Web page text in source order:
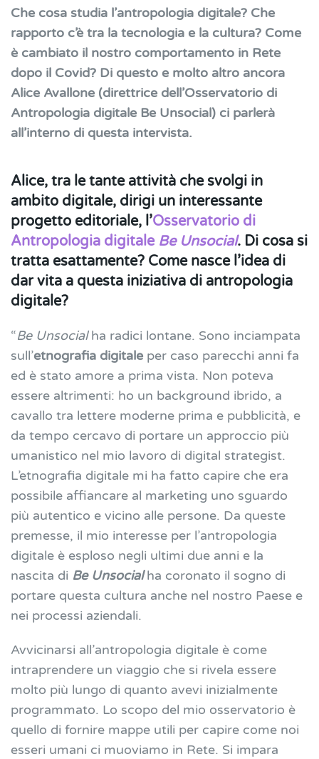
Che cosa studia l’antropologia digitale? Che
rapporto c’è tra la tecnologia e la cultura? Come
è cambiato il nostro comportamento in Rete
dopo il Covid? Di questo e molto altro ancora
Alice Avallone (direttrice dell’Osservatorio di
Antropologia digitale Be Unsocial) ci parlerà
all’interno di questa intervista.
Alice, tra le tante attività che svolgi in
ambito digitale, dirigi un interessante
progetto editoriale, l’Osservatorio di
Antropologia digitale Be Unsocial. Di cosa si
tratta esattamente? Come nasce l’idea di
dar vita a questa iniziativa di antropologia
digitale?
“Be Unsocialha radici lontane. Sono inciampata
sull’etnografia digitale per caso parecchi anni fa
ed è stato amore a prima vista. Non poteva
essere altrimenti: ho un background ibrido, a
cavallo tra lettere moderne prima e pubblicità, e
da tempo cercavo di portare un approccio più
umanistico nel mio lavoro di digital strategist.
L’etnografia digitale mi ha fatto capire che era
possibile affiancare al marketing uno sguardo
più autentico e vicino alle persone. Da queste
premesse, il mio interesse per l’antropologia
digitale è esploso negli ultimi due anni e la
nascita di Be Unsocialha coronato il sogno di
portare questa cultura anche nel nostro Paese e
nei processi aziendali.
Avvicinarsi all’antropologia digitale è come
intraprendere un viaggio che si rivela essere
molto più lungo di quanto avevi inizialmente
programmato. Lo scopo del mio osservatorio è
quello di fornire mappe utili per capire come noi
esseri umani ci muoviamo in Rete. Si impara